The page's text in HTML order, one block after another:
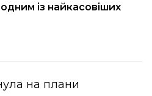
із найкасовіших
на плани